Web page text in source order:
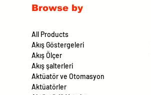
Browse by
All Products
Akış Göstergeleri
Akış Ölçer
Akış şalterleri
Aktüatör ve Otomasyon
Aktüatörler